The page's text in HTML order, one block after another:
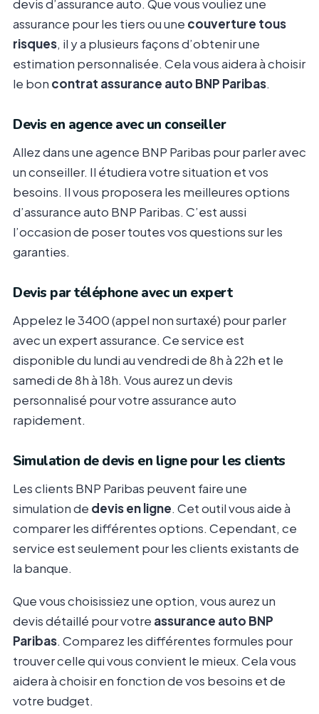
devis d’assurance auto. Que vous vouliez une
assurance pour les tiers ou une couverture tous
risques, il y a plusieurs façons d’obtenir une
estimation personnalisée. Cela vous aidera à choisir
le bon contrat assurance auto BNP Paribas.
Devis en agence avec un conseiller
Allez dans une agence BNP Paribas pour parler avec
un conseiller. Il étudiera votre situation et vos
besoins. Il vous proposera les meilleures options
d’assurance auto BNP Paribas. C’est aussi
l’occasion de poser toutes vos questions sur les
garanties.
Devis par téléphone avec un expert
Appelez le 3400 (appel non surtaxé) pour parler
avec un expert assurance. Ce service est
disponible du lundi au vendredi de 8h à 22h et le
samedi de 8h à 18h. Vous aurez un devis
personnalisé pour votre assurance auto
rapidement.
Simulation de devis en ligne pour les clients
Les clients BNP Paribas peuvent faire une
simulation de devis en ligne. Cet outil vous aide à
comparer les différentes options. Cependant, ce
service est seulement pour les clients existants de
la banque.
Que vous choisissiez une option, vous aurez un
devis détaillé pour votre assurance auto BNP
Paribas. Comparez les différentes formules pour
trouver celle qui vous convient le mieux. Cela vous
aidera à choisir en fonction de vos besoins et de
votre budget.